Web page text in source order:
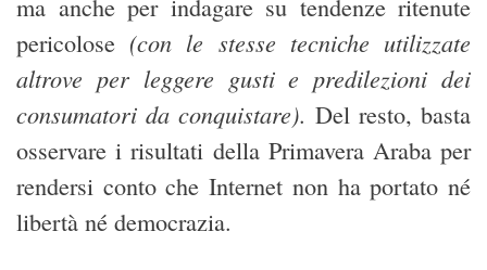
ma anche per indagare su tendenze ritenute
pericolose (con le stesse tecniche utilizzate
altrove per leggere gusti e predilezioni dei
consumatori da conquistare). Del resto, basta
osservare i risultati della Primavera Araba per
rendersi conto che Internet non ha portato né
libertà né democrazia.